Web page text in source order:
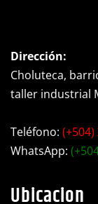
Dirección:
Choluteca,
taller industrial
Teléfono:
WhatsApp:
Ubicacion